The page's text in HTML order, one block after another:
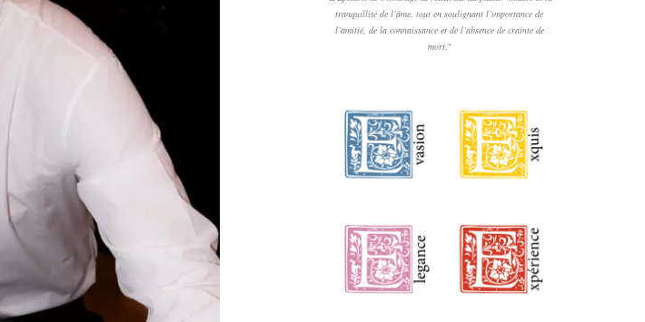
tranquillité de l’âme, tout en soulignant l’importance de
l’amitié, de la connaissance et de l’absence de crainte de
mort. "